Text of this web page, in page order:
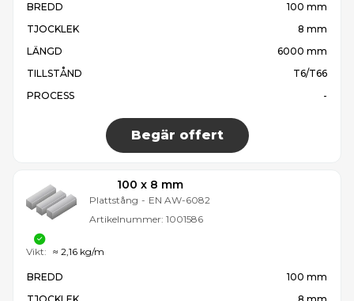
BREDD
100 mm
TJOCKLEK
8 mm
LÄNGD
6000 mm
TILLSTÅND
T6/T66
PROCESS
-
Begär offert
100 x 8 mm
Plattstång - EN AW-6082
Artikelnummer: 1001586
BREDD
100 mm
Vikt: ≈ 2,16 kg/m